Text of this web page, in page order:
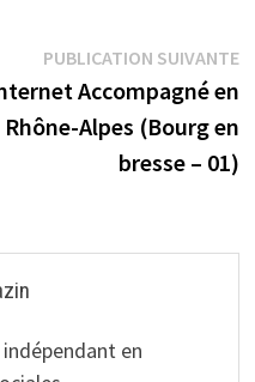
:
PUBLICATION SUIVANTE
Accompagné en
Rhône-Alpes (Bourg en
bresse – 01)
indépendant en